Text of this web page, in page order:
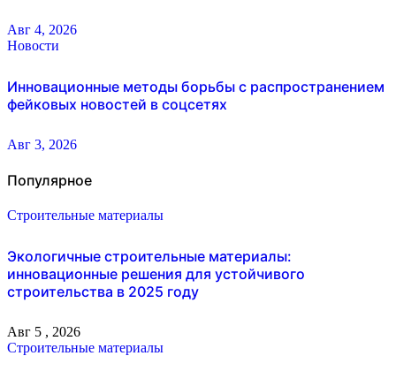
Авг 4, 2026
Новости
Инновационные методы борьбы с распространением
фейковых новостей в соцсетях
Авг 3, 2026
Популярное
Строительные материалы
Экологичные строительные материалы:
инновационные решения для устойчивого
строительства в 2025 году
Авг 5 , 2026
Строительные материалы